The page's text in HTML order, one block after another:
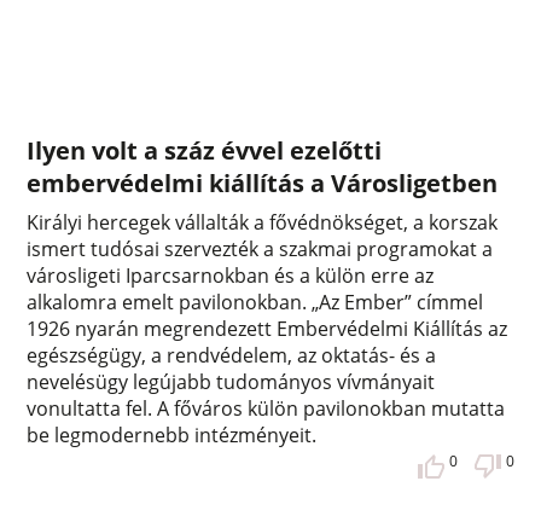
Ilyen volt a száz évvel ezelőtti
embervédelmi kiállítás a Városligetben
Királyi hercegek vállalták a fővédnökséget, a korszak
ismert tudósai szervezték a szakmai programokat a
városligeti Iparcsarnokban és a külön erre az
alkalomra emelt pavilonokban. „Az Ember” címmel
1926 nyarán megrendezett Embervédelmi Kiállítás az
egészségügy, a rendvédelem, az oktatás- és a
nevelésügy legújabb tudományos vívmányait
vonultatta fel. A főváros külön pavilonokban mutatta
be legmodernebb intézményeit.
0 0